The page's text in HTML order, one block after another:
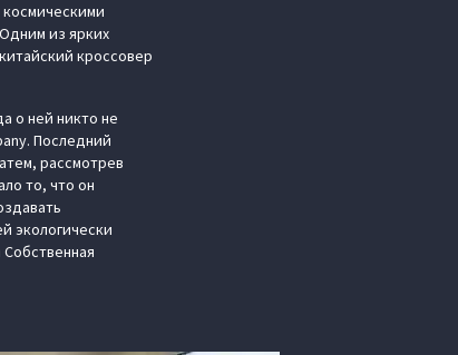
из ярких
кроссовер
о ней никто не
Последний
рассмотрев
то, что он
экологически